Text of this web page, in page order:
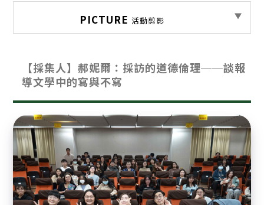
PICTURE 活動剪影
【採集人】郝妮爾：採訪的道德倫理──談報
導文學中的寫與不寫